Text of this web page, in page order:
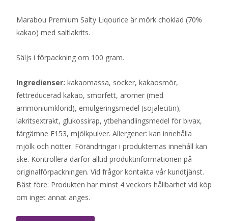
Marabou Premium Salty Liqourice är mörk choklad (70%
kakao) med saltlakrits.
Säljs i förpackning om 100 gram.
Ingredienser: kakaomassa, socker, kakaosmör,
fettreducerad kakao, smörfett, aromer (med
ammoniumklorid), emulgeringsmedel (sojalecitin),
lakritsextrakt, glukossirap, ytbehandlingsmedel för bivax,
färgämne E153, mjölkpulver. Allergener: kan innehålla
mjölk och nötter. Förändringar i produkternas innehåll kan
ske. Kontrollera därför alltid produktinformationen på
originalförpackningen. Vid frågor kontakta vår kundtjänst.
Bäst före: Produkten har minst 4 veckors hållbarhet vid köp
om inget annat anges.